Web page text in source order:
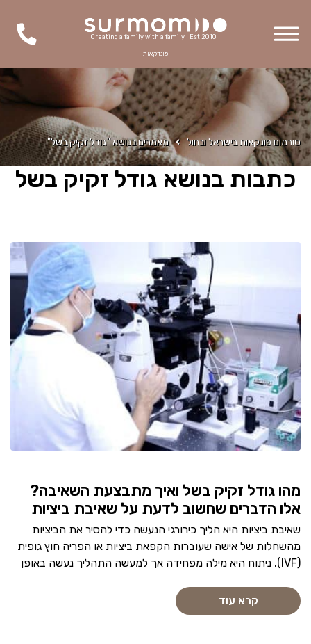
Creating a family with a family | Est 2010 |
פונדקאות
סורמום פונקאות בישראל ובחול מאמרים בנושא "גודל זקיק בשל"
כתבות בנושא גודל זקיק בשל
מהו גודל זקיק בשל ואיך מתבצעת השאיבה?
אלו הדברים שחשוב לדעת על שאיבת ביציות
שאיבת ביציות היא הליך כירורגי הנעשה כדי להסיר את הביציות
מהשחלות של אישה שעוברות הקפאת ביציות או הפריה חוץ גופית
(IVF). ניתוח היא מילה מפחידה אך למעשה התהליך נעשה באופן
קרא עוד